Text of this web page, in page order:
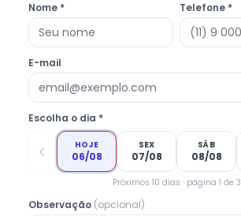
Nome * Telefone *
E-mail
Escolha o dia *
HOJE
06/08
SEX
07/08
SÁB
08/08
Próximos 10 dias · página 1 de 3
Observação (opcional)